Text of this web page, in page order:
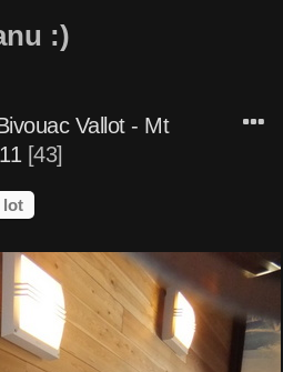
:)
Vallot - Mt
43
lot